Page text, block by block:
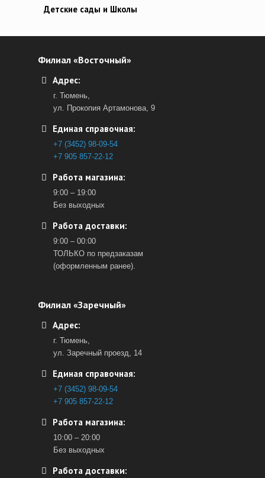
Детские сады и Школы
Филиал «Восточный»
Адрес:
г. Тюмень,
ул. Прокопия Артамонова, 9
Единая справочная:
+7 (3452) 98-09-54
+7 905 857-22-12
Работа магазина:
9:00 – 19:00
Без выходных
Работа доставки:
9:00 – 00:00
ТОЛЬКО по предзаказам
(оформленным ранее).
Филиал «Заречный»
Адрес:
г. Тюмень,
ул. Заречный проезд, 14
Единая справочная:
+7 (3452) 98-09-54
+7 905 857-22-12
Работа магазина:
10:00 – 20:00
Без выходных
Работа доставки: